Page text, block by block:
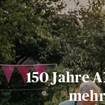
150 Jahre